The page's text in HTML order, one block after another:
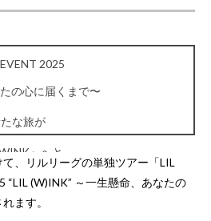
2025
の心に届くまで〜
な旅が
』へと
ンク)で染めていきます🎨
クラブ
は… pic.twitter.com/NTE2DhNjvM
、リルリーグの単独ツアー「LIL
“LIL (W)INK” ～一生懸命、あなたの
ます。